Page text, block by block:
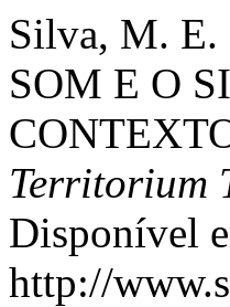
Silva, M. E.
SOM E O
Territorium
Disponível
http://